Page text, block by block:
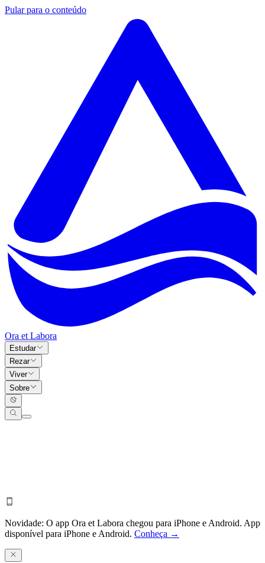
Pular para o conteúdo
Ora et Labora
Estudar
Rezar
Viver
Sobre
Novidade: O app Ora et Labora chegou para iPhone e Android. App
disponível para iPhone e Android. Conheça →